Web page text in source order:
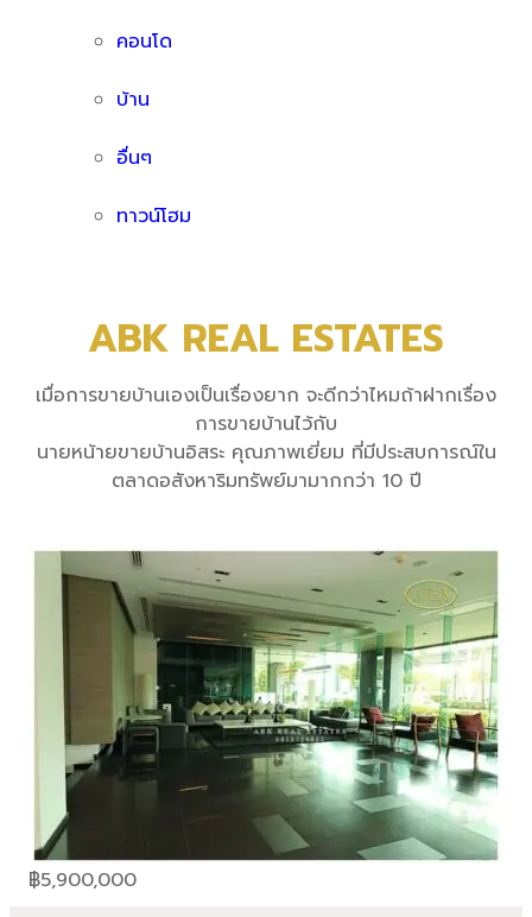
คอนโด
บ้าน
อื่นๆ
ทาวน์โฮม
ABK REAL ESTATES
เมื่อการขายบ้านเองเป็นเรื่องยาก จะดีกว่าไหมถ้าฝากเรื่อง
การขายบ้านไว้กับ
นายหน้ายขายบ้านอิสระ คุณภาพเยี่ยม ที่มีประสบการณ์ใน
ตลาดอสังหาริมทรัพย์มามากกว่า 10 ปี
฿5,900,000